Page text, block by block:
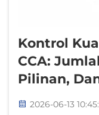
Kontrol
CCA:
Pilinan,
2026-06-13